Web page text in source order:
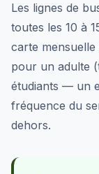
Les lignes de
toutes les 10 à
carte
pour un adulte
étudiants — un
fréquence du
dehors.